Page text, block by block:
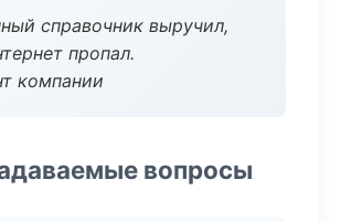
справочник выручил,
пропал.
компании
вопросы